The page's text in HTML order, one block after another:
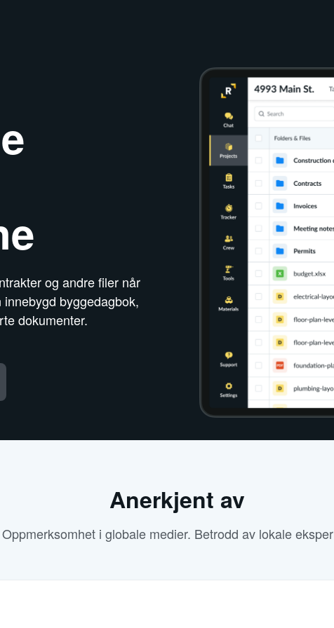
og andre filer når
byggedagbok,
dokumenter.
Anerkjent av
Oppmerksomhet i globale medier. Betrodd av lokale